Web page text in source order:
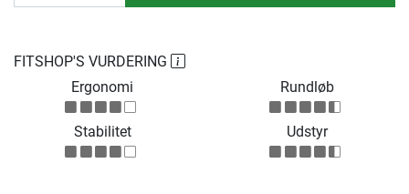
FITSHOP'S VURDERING
Ergonomi
Rundløb
Stabilitet Udstyr